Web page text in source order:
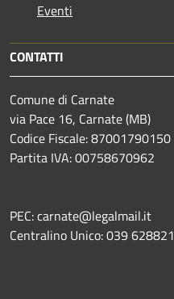
Eventi
CONTATTI
Comune di Carnate
via Pace 16, Carnate (MB)
Codice Fiscale: 87001790150
Partita IVA: 00758670962
PEC: carnate@legalmail.it
Centralino Unico: 039 628821